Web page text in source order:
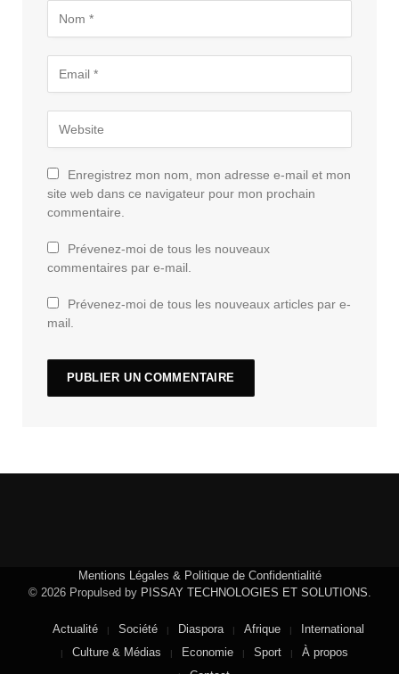
Enregistrez mon nom, mon adresse e-mail et mon
site web dans ce navigateur pour mon prochain
commentaire.
Prévenez-moi de tous les nouveaux
commentaires par e-mail.
Prévenez-moi de tous les nouveaux articles par e-
mail.
Mentions Légales & Politique de Confidentialité
© 2026 Propulsed by PISSAY TECHNOLOGIES ET SOLUTIONS.
Actualité Société Diaspora Afrique
International
Culture & Médias
Economie Sport
À propos